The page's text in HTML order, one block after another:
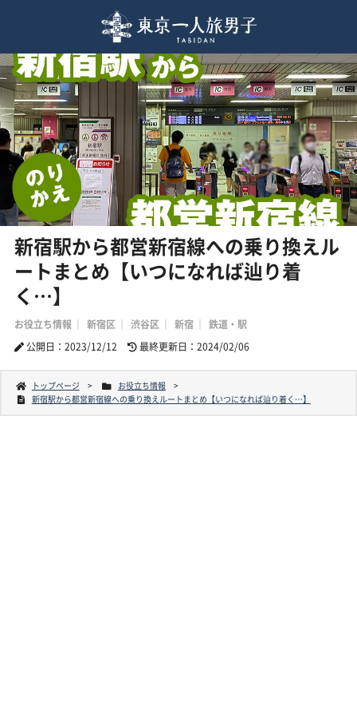
新宿駅から都営新宿線への乗り換えル
ートまとめ【いつになれば辿り着
く…】
お役立ち情報 新宿区 渋谷区 新宿
鉄道・駅
公開日：2023/12/12
最終更新日：2024/02/06
トップページ
お役立ち情報
新宿駅から都営新宿線への乗り換えルートまとめ【いつになれば辿り着く…】